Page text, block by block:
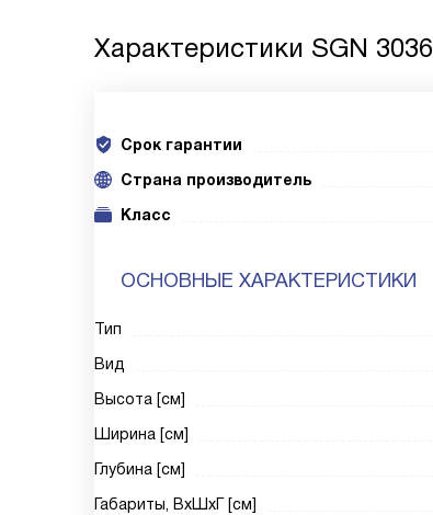
Характеристики SGN 3036
Срок гарантии
Cтрана производитель
Класс
ОСНОВНЫЕ ХАРАКТЕРИСТИКИ
Тип
Вид
Высота [см]
Ширина [см]
Глубина [см]
Габариты, ВxШxГ [см]